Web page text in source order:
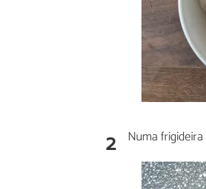
2 Numa frigideira